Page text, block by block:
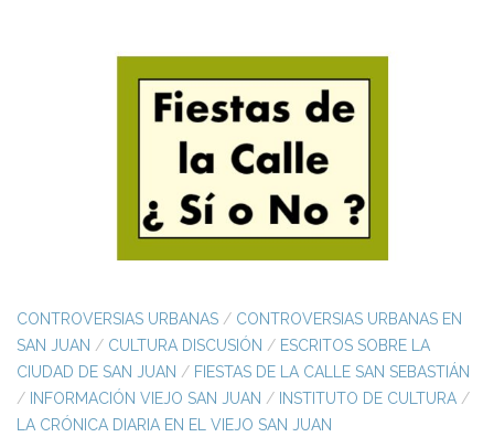
CONTROVERSIAS URBANAS / CONTROVERSIAS URBANAS EN
SAN JUAN / CULTURA DISCUSIÓN / ESCRITOS SOBRE LA
CIUDAD DE SAN JUAN / FIESTAS DE LA CALLE SAN SEBASTIÁN
/ INFORMACIÓN VIEJO SAN JUAN / INSTITUTO DE CULTURA /
LA CRÓNICA DIARIA EN EL VIEJO SAN JUAN